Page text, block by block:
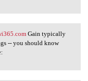
Gain typically
-- you should know